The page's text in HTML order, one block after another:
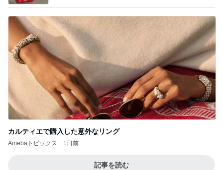
カルティエで購入した意外なリング
Amebaトピックス 1日前
記事を読む